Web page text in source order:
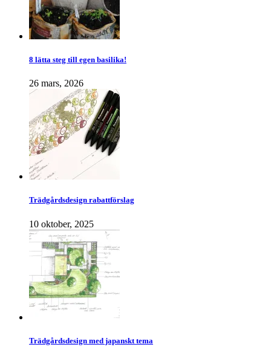
8 lätta steg till egen basilika!
26 mars, 2026
Trädgårdsdesign rabattförslag
10 oktober, 2025
Trädgårdsdesign med japanskt tema